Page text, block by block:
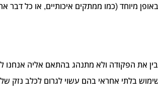
מיוחד (כמו ממתקים איכותיים, או כל דבר
את הפקודה ולא מתנהג בהתאם אליה אנחנו
בלתי אחראי בהם עשוי לגרום לכלב נזק